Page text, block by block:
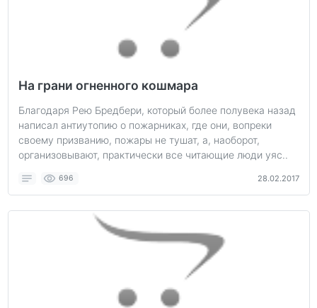
На грани огненного кошмара
Благодаря Рею Бредбери, который более полувека назад
написал антиутопию о пожарниках, где они, вопреки
своему призванию, пожары не тушат, а, наоборот,
организовывают, практически все читающие люди уяс..
696 28.02.2017